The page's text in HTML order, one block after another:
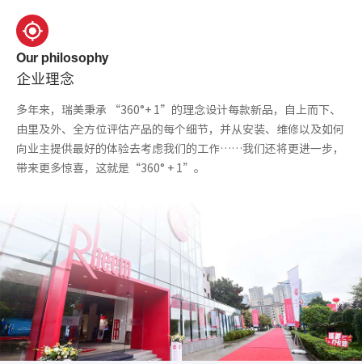
Our philosophy
企业理念
多年来，瑞美秉承 “360°+ 1”的理念设计每款新品，自上而下、
由里及外、全方位评估产品的每个细节，并从安装、维修以及如何
向业主提供最好的体验去考虑我们的工作……我们还将更进一步，
带来更多惊喜，这就是“360° + 1”。